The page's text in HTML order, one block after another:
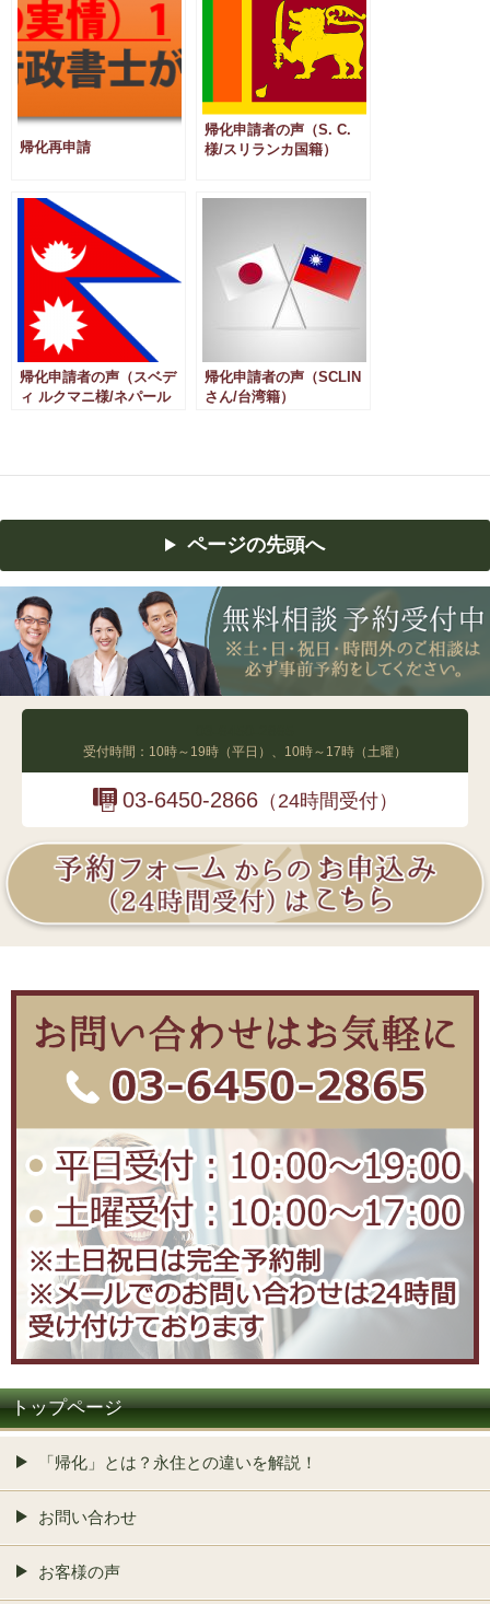
帰化再申請
帰化申請者の声（S. C.
様/スリランカ国籍）
帰化申請者の声（スベデ
ィ ルクマニ様/ネパール
帰化申請者の声（SCLIN
さん/台湾籍）
ページの先頭へ
受付時間：10時～19時（平日）、10時～17時（土曜）
03-6450-2866（24時間受付）
トップページ
「帰化」とは？永住との違いを解説！
お問い合わせ
お客様の声